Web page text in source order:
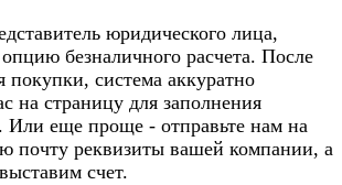
юридического лица,
безналичного расчета. После
покупки, система аккуратно
на страницу для заполнения
Или еще проще - отправьте нам на
почту реквизиты вашей компании, а
счет.